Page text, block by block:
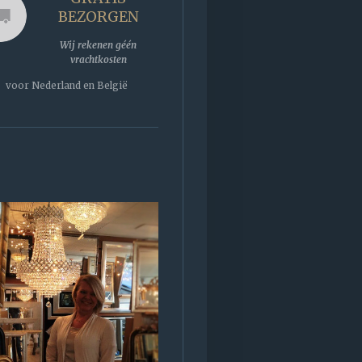
BEZORGEN
Wij rekenen géén
vrachtkosten
voor Nederland en België